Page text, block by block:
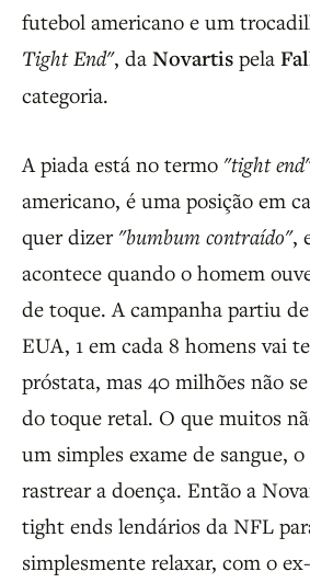
futebol americano e um
Tight End", da Novartis pela
categoria.
A piada está no termo "tight
americano, é uma posição em
quer dizer "bumbum contraído",
acontece quando o homem
de toque. A campanha partiu
EUA, 1 em cada 8 homens vai
próstata, mas 40 milhões não
do toque retal. O que muitos
um simples exame de sangue,
rastrear a doença. Então a
tight ends lendários da NFL
simplesmente relaxar, com o